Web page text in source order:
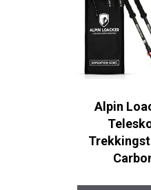
Alpin